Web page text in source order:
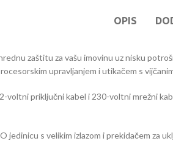
OPIS
zaštitu za vašu imovinu uz nisku
upravljanjem i utikačem s
voltni priključni kabel i 230-voltni mrežni
jedinicu s velikim izlazom i prekidačem za